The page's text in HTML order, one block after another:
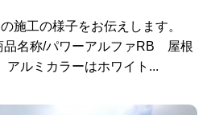
施工の様子をお伝えします。
名称/パワーアルファRB 屋根
ルミカラーはホワイト...